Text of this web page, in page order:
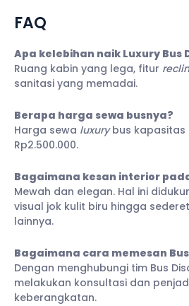
FAQ
Apa kelebihan naik Luxury Bus
Ruang kabin yang lega, fitur
sanitasi yang memadai.
Berapa harga sewa busnya?
Harga sewa luxurybus kapasitas
Rp2.500.000.
Bagaimana kesan interior
Mewah dan elegan. Hal ini
visual jok kulit biru hingga
lainnya.
Bagaimana cara memesan
Dengan menghubungi tim Bus
melakukan konsultasi dan
keberangkatan.